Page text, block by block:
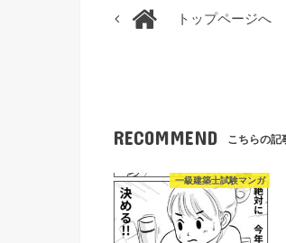
トップページへ
RECOMMEND こちらの記
一級建築士試験マンガ